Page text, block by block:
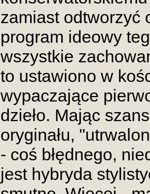
zamiast odtworzyć
program ideowy
wszystkie
to ustawiono w
wypaczające
dzieło. Mając
oryginału,
- coś błędnego,
jest hybryda